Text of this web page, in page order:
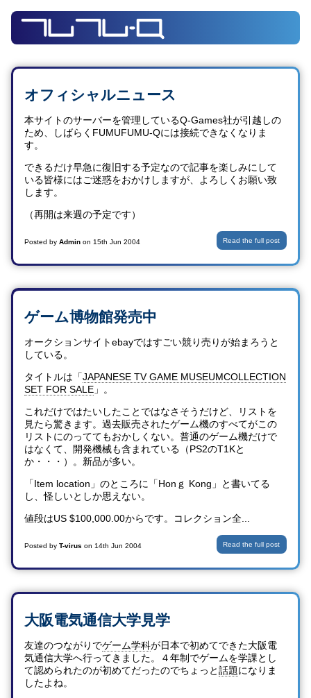
オフィシャルニュース
本サイトのサーバーを管理しているQ-Games社が引越しの
ため、しばらくFUMUFUMU-Qには接続できなくなりま
す。
できるだけ早急に復旧する予定なので記事を楽しみにして
いる皆様にはご迷惑をおかけしますが、よろしくお願い致
します。
（再開は来週の予定です）
Posted byAdmin on 15th Jun 2004 Read the full post
ゲーム博物館発売中
オークションサイトebayではすごい競り売りが始まろうと
している。
タイトルは「JAPANESE TV GAME MUSEUMCOLLECTION
SET FOR SALE 」。
これだけではたいしたことではなさそうだけど、リストを
見たら驚きます。過去販売されたゲーム機のすべてがこの
リストにのっててもおかしくない。普通のゲーム機だけで
はなくて、開発機械も含まれている（PS2のT1Kと
か・・・）。新品が多い。
「Item location」のところに「Honｇ Kong」と書いてる
し、怪しいとしか思えない。
値段はUS $100,000.00からです。コレクション全...
Posted byT-virus on 14th Jun 2004 Read the full post
大阪電気通信大学見学
友達のつながりでゲーム学科が日本で初めてできた大阪電
気通信大学へ行ってきました。４年制でゲームを学課とし
て認められたのが初めてだったのでちょっと話題になりま
したよね。